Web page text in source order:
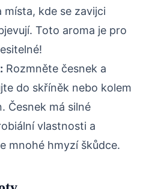
místa, kde se zavijci
Toto aroma je pro
Rozmněte česnek a
do skříněk nebo kolem
Česnek má silné
vlastnosti a
mnohé hmyzí škůdce.